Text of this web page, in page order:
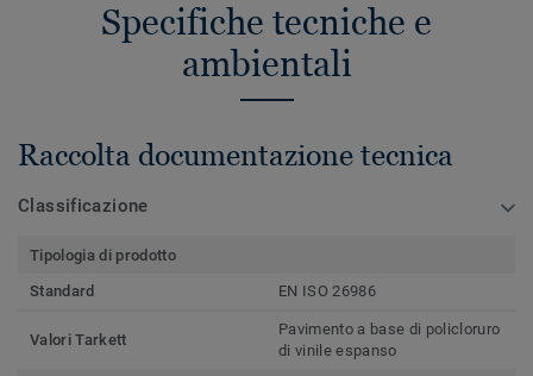
Specifiche tecniche e
ambientali
Raccolta documentazione tecnica
Classificazione
Tipologia di prodotto
Standard
EN ISO 26986
Valori Tarkett
Pavimento a base di policloruro
di vinile espanso